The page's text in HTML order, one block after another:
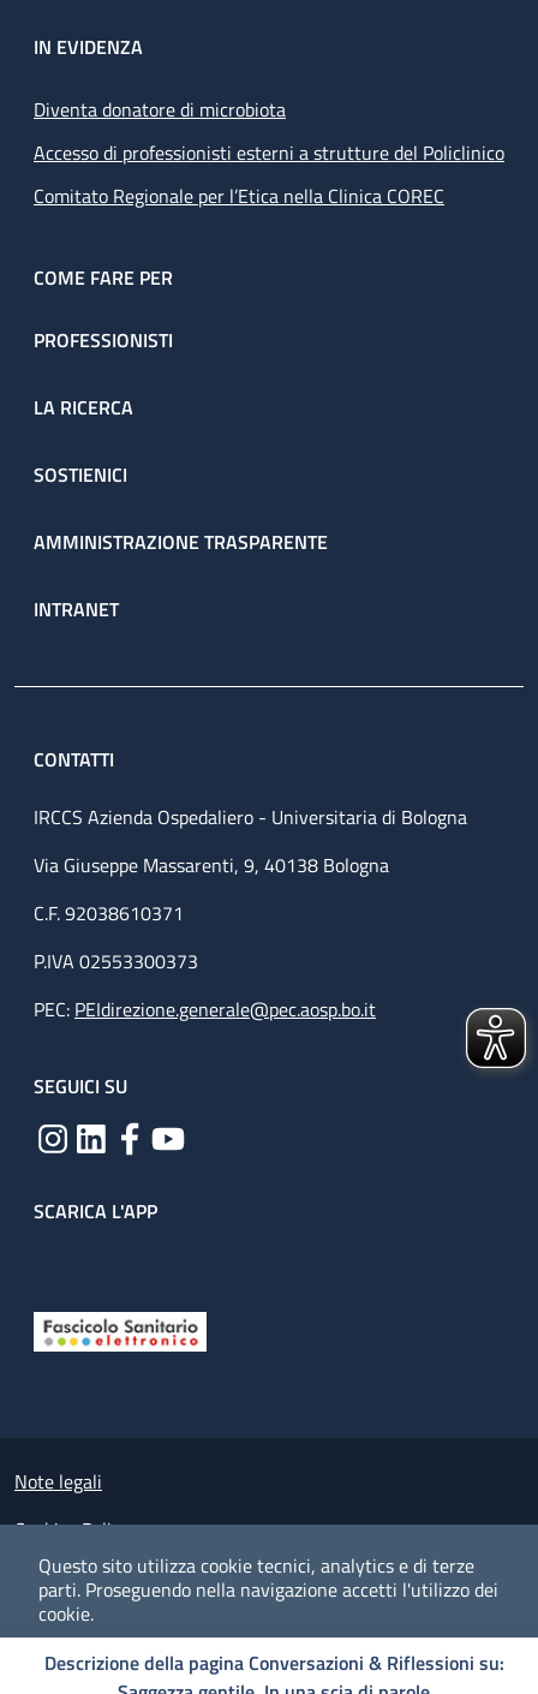
Questo sito utilizza cookie tecnici, analytics e di terze
parti. Proseguendo nella navigazione accetti l'utilizzo dei
cookie.
PREFERENZECOOKIESACCETTOI
Descrizione della pagina Conversazioni & Riflessioni su:
IN EVIDENZA
Diventa donatore di microbiota
Accesso di professionisti esterni a strutture del Policlinico
Comitato Regionale per l’Etica nella Clinica COREC
COME FARE PER
PROFESSIONISTI
LA RICERCA
SOSTIENICI
AMMINISTRAZIONE TRASPARENTE
INTRANET
CONTATTI
IRCCS Azienda Ospedaliero - Universitaria di Bologna
Via Giuseppe Massarenti, 9, 40138 Bologna
C.F. 92038610371
P.IVA 02553300373
PEC: PEIdirezione.generale@pec.aosp.bo.it
SEGUICI SU
SCARICA L'APP
Small prints
Note legali
Cookies Policy
Policy privacy e protezione del dato personale
Albo pretorio on-line
Dichiarazione di accessibilità